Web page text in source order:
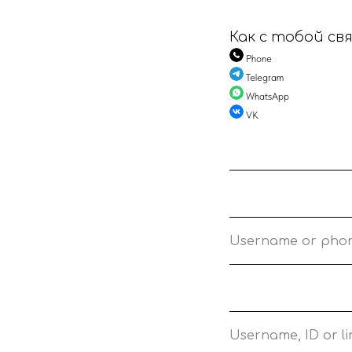
Как с тобой
Phone
Telegram
WhatsApp
VK